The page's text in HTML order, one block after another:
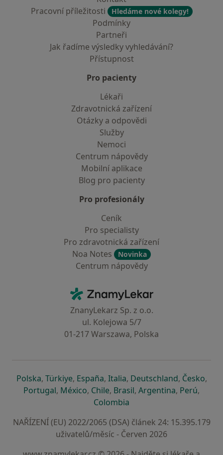
Pracovní příležitosti
Hledáme nové kolegy!
Podmínky
Partneři
Jak řadíme výsledky vyhledávání?
Přístupnost
Pro pacienty
Lékaři
Zdravotnická zařízení
Otázky a odpovědi
Služby
Nemoci
Centrum nápovědy
Mobilní aplikace
Blog pro pacienty
Pro profesionály
Ceník
Pro specialisty
Pro zdravotnická zařízení
Noa Notes
Novinka
Centrum nápovědy
ZnamyLekar - Hlavní stránka
ZnanyLekarz Sp. z o.o.
ul. Kolejowa 5/7
01-217 Warszawa, Polska
Polskase otevře v nové záložce
, Türkiyese otevře v nové záložce
, Españase otevře v nové záložce
, Italiase otevře v nové záložce
, Deutschlandse otevře v
, Českose
,
Portugalse otevře v nové záložce
, Méxicose otevře v nové záložce
, Chilese otevře v nové záložce
, Brasilse otevře v nové
, Argentinase otevře v
, Perúse
,
Colombia
NAŘÍZENÍ (EU) 2022/2065 (DSA) článek 24: 15.395.179
uživatelů/měsíc - Červen 2026